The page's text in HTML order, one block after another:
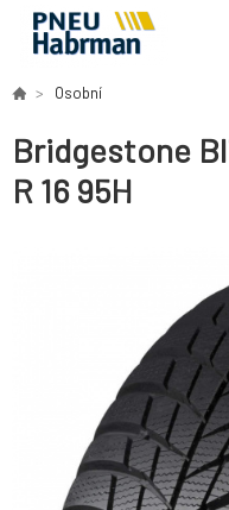
Osobní
Bridgestone
R 16 95H